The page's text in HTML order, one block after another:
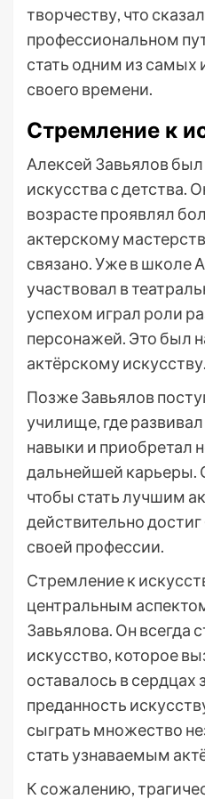
творчеству, что
профессиональном
стать одним из самых
своего времени.
Стремление к
Алексей Завьялов
искусства с детства.
возрасте проявлял
актерскому
связано. Уже в школе
участвовал в
успехом играл роли
персонажей. Это был
актёрскому искусству.
Позже Завьялов
училище, где
навыки и приобретал
дальнейшей карьеры.
чтобы стать лучшим
действительно
своей профессии.
Стремление к
центральным
Завьялова. Он всегда
искусство, которое
оставалось в сердцах
преданность
сыграть множество
стать узнаваемым
К сожалению,